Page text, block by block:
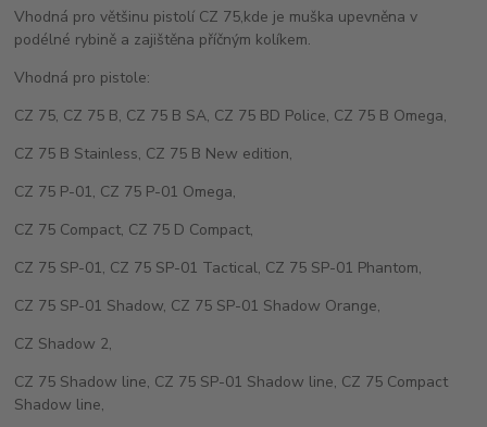
Vhodná pro většinu pistolí CZ 75,kde je muška upevněna v
podélné rybině a zajištěna příčným kolíkem.
Vhodná pro pistole:
CZ 75, CZ 75 B, CZ 75 B SA, CZ 75 BD Police, CZ 75 B Omega,
CZ 75 B Stainless, CZ 75 B New edition,
CZ 75 P-01, CZ 75 P-01 Omega,
CZ 75 Compact, CZ 75 D Compact,
CZ 75 SP-01, CZ 75 SP-01 Tactical, CZ 75 SP-01 Phantom,
CZ 75 SP-01 Shadow, CZ 75 SP-01 Shadow Orange,
CZ Shadow 2,
CZ 75 Shadow line, CZ 75 SP-01 Shadow line, CZ 75 Compact
Shadow line,